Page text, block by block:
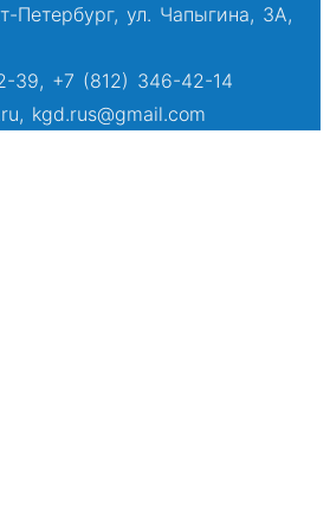
Петербург, ул. Чапыгина, 3А,
39, +7 (812) 346-42-14
kgd.rus@gmail.com